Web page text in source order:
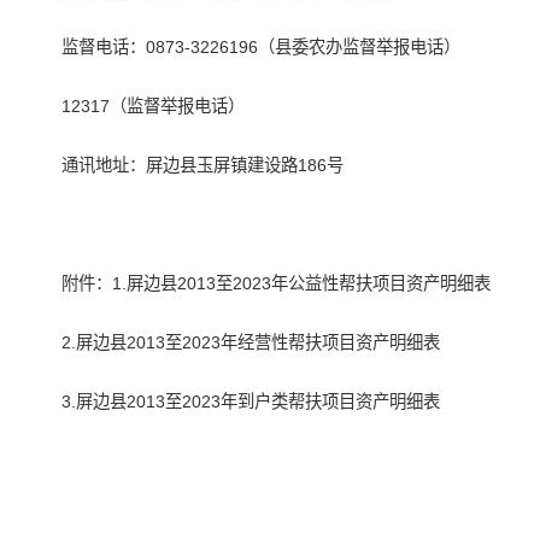
监督电话：0873-3226196（县委农办监督举报电话）
12317（监督举报电话）
通讯地址：屏边县玉屏镇建设路186号
附件：1.屏边县2013至2023年公益性帮扶项目资产明细表
2.屏边县2013至2023年经营性帮扶项目资产明细表
3.屏边县2013至2023年到户类帮扶项目资产明细表